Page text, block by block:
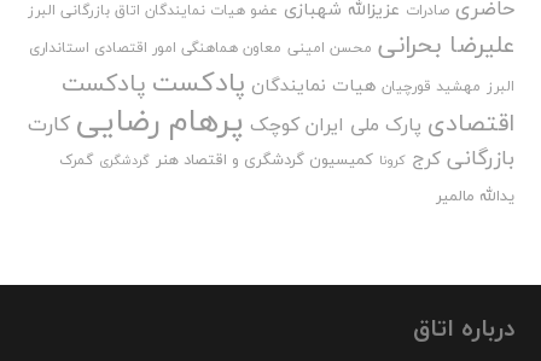
حاضری صادرات عزیزالله شهبازی عضو هیات نمایندگان اتاق بازرگانی البرز
علیرضا بحرانی محسن امینی معاون هماهنگی امور اقتصادی استانداری
البرز مهشید قورچیان هیات نمایندگان پادکست پادکست
اقتصادی پارک ملی ایران کوچک پرهام رضایی کارت
بازرگانی کرج کرونا کمیسیون گردشگری و اقتصاد هنر گردشگری گمرک
یدالله مالمیر
درباره اتاق